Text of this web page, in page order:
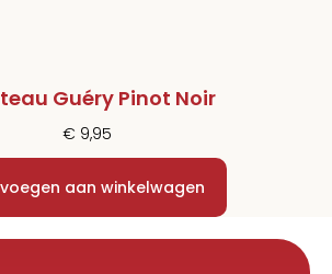
Guéry Pinot Noir
€ 9,95
aan winkelwagen